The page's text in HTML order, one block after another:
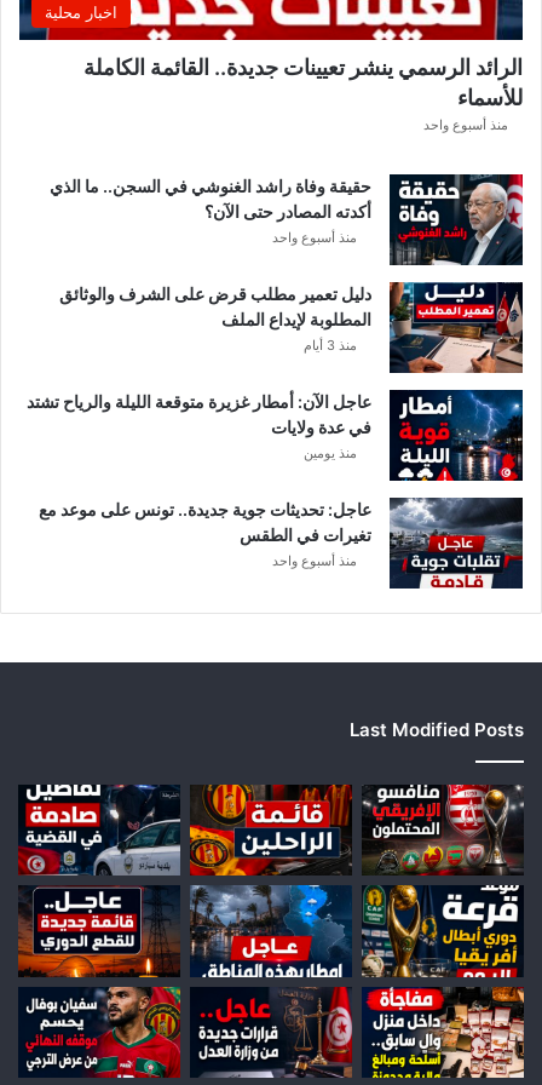
ب
ق
ر
د
و
ر
ي
ب
ط
ا
ل
إ
ف
ر
ي
ي
ا
اخبار محلية
الرائد الرسمي ينشر تعيينات جديدة.. القائمة الكاملة
للأسماء
منذ أسبوع واحد
حقيقة وفاة راشد الغنوشي في السجن.. ما الذي
أكدته المصادر حتى الآن؟
منذ أسبوع واحد
دليل تعمير مطلب قرض على الشرف والوثائق
المطلوبة لإيداع الملف
منذ 3 أيام
عاجل الآن: أمطار غزيرة متوقعة الليلة والرياح تشتد
في عدة ولايات
منذ يومين
عاجل: تحديثات جوية جديدة.. تونس على موعد مع
تغيرات في الطقس
منذ أسبوع واحد
Last Modified Posts